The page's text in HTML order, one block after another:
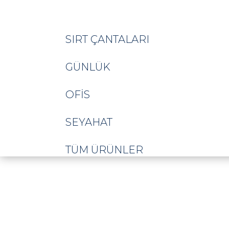
SIRT ÇANTALARI
GÜNLÜK
OFIS
SEYAHAT
TÜM ÜRÜNLER